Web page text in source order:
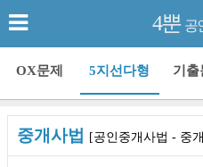
4뿐 공
OX문제 5지선다형 기출
중개사법 [공인중개사법 - 중